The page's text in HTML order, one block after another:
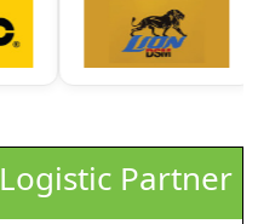
Logistic Partner